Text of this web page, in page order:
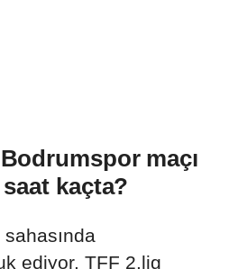
maçı
kaçta?
ediyor. TFF 2.lig